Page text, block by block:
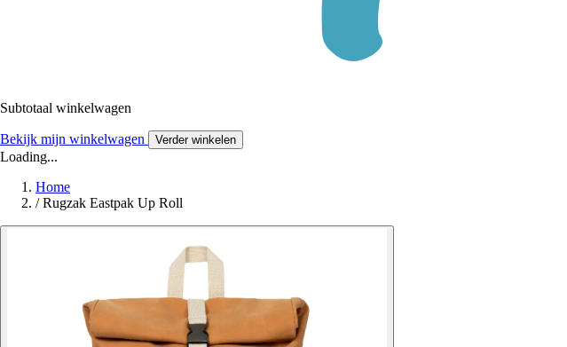
Subtotaal winkelwagen
Bekijk mijn winkelwagen Verder winkelen
Loading...
Home
/ Rugzak Eastpak Up Roll